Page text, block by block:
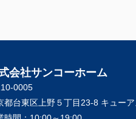
会社サンコーホーム
0005
都台東区上野５丁目23-8 キュー